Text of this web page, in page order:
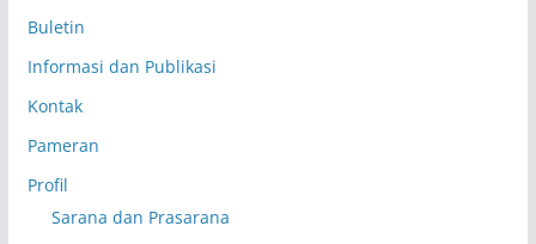
Buletin
Informasi dan Publikasi
Kontak
Pameran
Profil
Sarana dan Prasarana